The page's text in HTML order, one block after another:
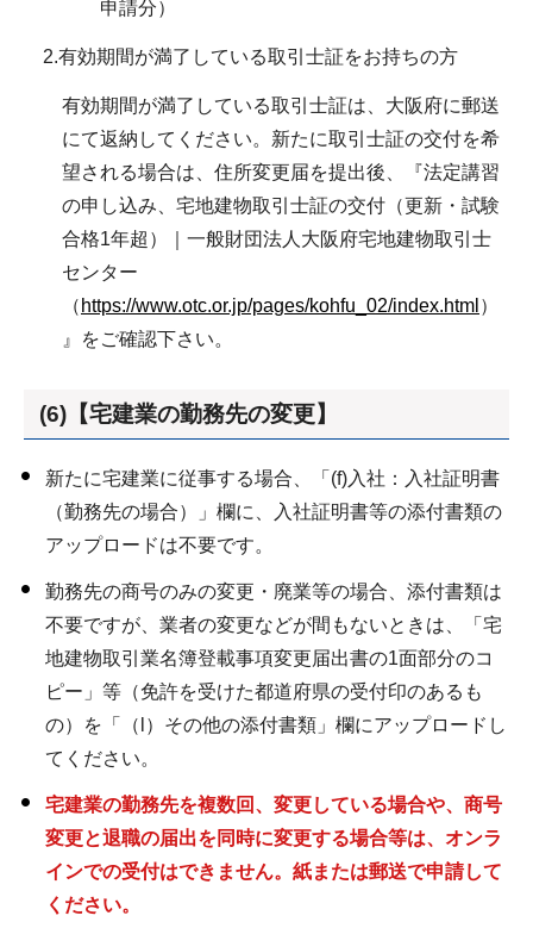
申請分）
2.有効期間が満了している取引士証をお持ちの方
有効期間が満了している取引士証は、大阪府に郵送
にて返納してください。新たに取引士証の交付を希
望される場合は、住所変更届を提出後、『法定講習
の申し込み、宅地建物取引士証の交付（更新・試験
合格1年超）｜一般財団法人大阪府宅地建物取引士
センター
（ https://www.otc.or.jp/pages/kohfu_02/index.html ）
』をご確認下さい。
(6)【宅建業の勤務先の変更】
新たに宅建業に従事する場合、「(f)入社：入社証明書
（勤務先の場合）」欄に、入社証明書等の添付書類の
アップロードは不要です。
勤務先の商号のみの変更・廃業等の場合、添付書類は
不要ですが、業者の変更などが間もないときは、「宅
地建物取引業名簿登載事項変更届出書の1面部分のコ
ピー」等（免許を受けた都道府県の受付印のあるも
の）を「（l）その他の添付書類」欄にアップロードし
てください。
宅建業の勤務先を複数回、変更している場合や、商号
変更と退職の届出を同時に変更する場合等は、オンラ
インでの受付はできません。紙または郵送で申請して
ください。